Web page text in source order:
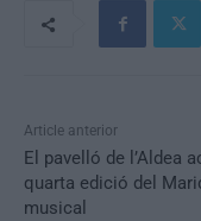
Article anterior
El pavelló de l’Aldea
quarta edició del
musical